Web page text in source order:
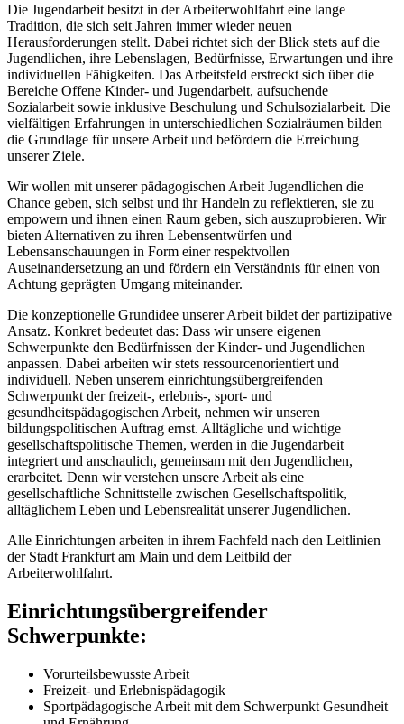
Die Jugendarbeit besitzt in der Arbeiterwohlfahrt eine lange
Tradition, die sich seit Jahren immer wieder neuen
Herausforderungen stellt. Dabei richtet sich der Blick stets auf die
Jugendlichen, ihre Lebenslagen, Bedürfnisse, Erwartungen und ihre
individuellen Fähigkeiten. Das Arbeitsfeld erstreckt sich über die
Bereiche Offene Kinder- und Jugendarbeit, aufsuchende
Sozialarbeit sowie inklusive Beschulung und Schulsozialarbeit. Die
vielfältigen Erfahrungen in unterschiedlichen Sozialräumen bilden
die Grundlage für unsere Arbeit und befördern die Erreichung
unserer Ziele.
Wir wollen mit unserer pädagogischen Arbeit Jugendlichen die
Chance geben, sich selbst und ihr Handeln zu reflektieren, sie zu
empowern und ihnen einen Raum geben, sich auszuprobieren. Wir
bieten Alternativen zu ihren Lebensentwürfen und
Lebensanschauungen in Form einer respektvollen
Auseinandersetzung an und fördern ein Verständnis für einen von
Achtung geprägten Umgang miteinander.
Die konzeptionelle Grundidee unserer Arbeit bildet der partizipative
Ansatz. Konkret bedeutet das: Dass wir unsere eigenen
Schwerpunkte den Bedürfnissen der Kinder- und Jugendlichen
anpassen. Dabei arbeiten wir stets ressourcenorientiert und
individuell. Neben unserem einrichtungsübergreifenden
Schwerpunkt der freizeit-, erlebnis-, sport- und
gesundheitspädagogischen Arbeit, nehmen wir unseren
bildungspolitischen Auftrag ernst. Alltägliche und wichtige
gesellschaftspolitische Themen, werden in die Jugendarbeit
integriert und anschaulich, gemeinsam mit den Jugendlichen,
erarbeitet. Denn wir verstehen unsere Arbeit als eine
gesellschaftliche Schnittstelle zwischen Gesellschaftspolitik,
alltäglichem Leben und Lebensrealität unserer Jugendlichen.
Alle Einrichtungen arbeiten in ihrem Fachfeld nach den Leitlinien
der Stadt Frankfurt am Main und dem Leitbild der
Arbeiterwohlfahrt.
Einrichtungsübergreifender
Schwerpunkte:
Vorurteilsbewusste Arbeit
Freizeit- und Erlebnispädagogik
Sportpädagogische Arbeit mit dem Schwerpunkt Gesundheit